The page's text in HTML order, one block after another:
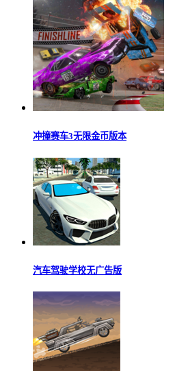
冲撞赛车3无限金币版本
汽车驾驶学校无广告版